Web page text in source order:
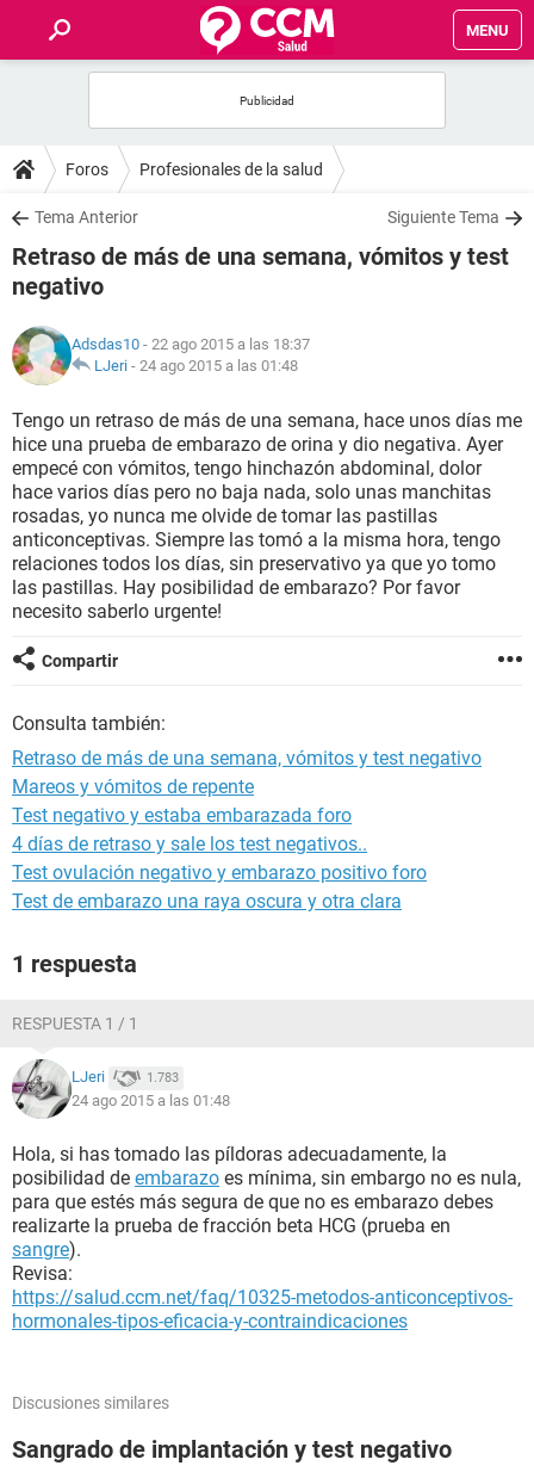
MENU
FOROS
SALUD
FAMILIA
NUTRICIÓN
SEXUALIDAD
GLOSARIO
Foros Profesionales de la salud
Tema Anterior Siguiente Tema
Retraso de más de una semana, vómitos y test
negativo
Adsdas10 - 22 ago 2015 a las 18:37
LJeri - 24 ago 2015 a las 01:48
Tengo un retraso de más de una semana, hace unos días me
hice una prueba de embarazo de orina y dio negativa. Ayer
empecé con vómitos, tengo hinchazón abdominal, dolor
hace varios días pero no baja nada, solo unas manchitas
rosadas, yo nunca me olvide de tomar las pastillas
anticonceptivas. Siempre las tomó a la misma hora, tengo
relaciones todos los días, sin preservativo ya que yo tomo
las pastillas. Hay posibilidad de embarazo? Por favor
necesito saberlo urgente!
Compartir
Consulta también:
Retraso de más de una semana, vómitos y test negativo
Mareos y vómitos de repente
Test negativo y estaba embarazada foro
4 días de retraso y sale los test negativos..
Test ovulación negativo y embarazo positivo foro
Test de embarazo una raya oscura y otra clara
1 respuesta
RESPUESTA 1 / 1
LJeri 1.783
24 ago 2015 a las 01:48
Hola, si has tomado las píldoras adecuadamente, la
posibilidad de embarazo es mínima, sin embargo no es nula,
para que estés más segura de que no es embarazo debes
realizarte la prueba de fracción beta HCG (prueba en
sangre).
Revisa:
https://salud.ccm.net/faq/10325-metodos-anticonceptivos-
hormonales-tipos-eficacia-y-contraindicaciones
Discusiones similares
Sangrado de implantación y test negativo